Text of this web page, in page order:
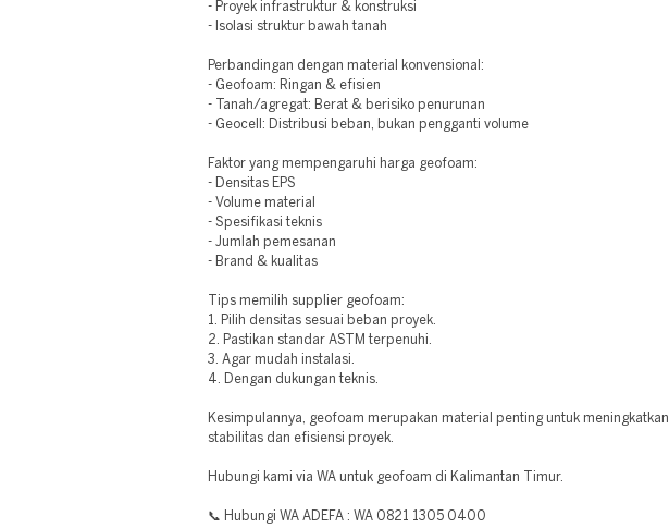
- Proyek infrastruktur & konstruksi
- Isolasi struktur bawah tanah
Perbandingan dengan material konvensional:
- Geofoam: Ringan & efisien
- Tanah/agregat: Berat & berisiko penurunan
- Geocell: Distribusi beban, bukan pengganti volume
Faktor yang mempengaruhi harga geofoam:
- Densitas EPS
- Volume material
- Spesifikasi teknis
- Jumlah pemesanan
- Brand & kualitas
Tips memilih supplier geofoam:
1. Pilih densitas sesuai beban proyek.
2. Pastikan standar ASTM terpenuhi.
3. Agar mudah instalasi.
4. Dengan dukungan teknis.
Kesimpulannya, geofoam merupakan material penting untuk meningkatkan
stabilitas dan efisiensi proyek.
Hubungi kami via WA untuk geofoam di Kalimantan Timur.
📞 Hubungi WA ADEFA : WA 0821 1305 0400